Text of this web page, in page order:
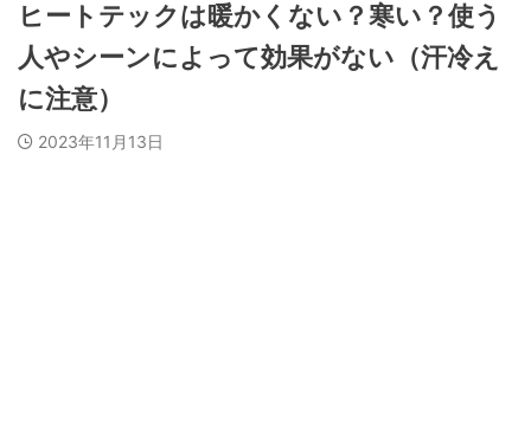
ヒートテックは暖かくない？寒い？使う
人やシーンによって効果がない（汗冷え
に注意）
2023年11月13日